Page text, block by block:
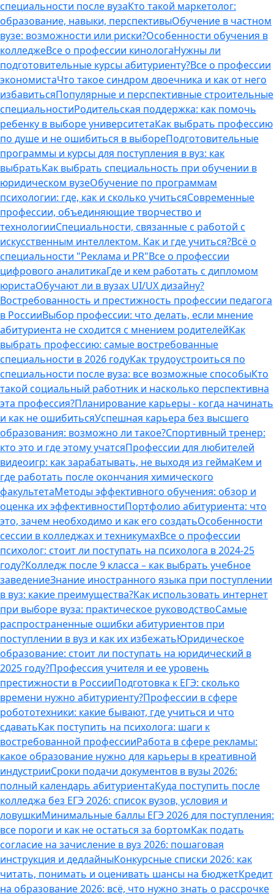
специальности после вузаКто такой маркетолог:
образование, навыки, перспективыОбучение в частном
вузе: возможности или риски?Особенности обучения в
колледжеВсе о профессии кинологаНужны ли
подготовительные курсы абитуриенту?Все о профессии
экономистаЧто такое синдром двоечника и как от него
избавитьсяПопулярные и перспективные строительные
специальностиРодительская поддержка: как помочь
ребенку в выборе университетаКак выбрать профессию
по душе и не ошибиться в выбореПодготовительные
программы и курсы для поступления в вуз: как
выбратьКак выбрать специальность при обучении в
юридическом вузеОбучение по программам
психологии: где, как и сколько учитьсяСовременные
профессии, объединяющие творчество и
технологииСпециальности, связанные с работой с
искусственным интеллектом. Как и где учиться?Всё о
специальности "Реклама и PR"Все о профессии
цифрового аналитикаГде и кем работать с дипломом
юристаОбучают ли в вузах UI/UX дизайну?
Востребованность и престижность профессии педагога
в РоссииВыбор профессии: что делать, если мнение
абитуриента не сходится с мнением родителейКак
выбрать профессию: самые востребованные
специальности в 2026 годуКак трудоустроиться по
специальности после вуза: все возможные способыКто
такой социальный работник и насколько перспективна
эта профессия?Планирование карьеры - когда начинать
и как не ошибитьсяУспешная карьера без высшего
образования: возможно ли такое?Спортивный тренер:
кто это и где этому учатсяПрофессии для любителей
видеоигр: как зарабатывать, не выходя из геймаКем и
где работать после окончания химического
факультетаМетоды эффективного обучения: обзор и
оценка их эффективностиПортфолио абитуриента: что
это, зачем необходимо и как его создатьОсобенности
сессии в колледжах и техникумахВсе о профессии
психолог: стоит ли поступать на психолога в 2024-25
году?Колледж после 9 класса – как выбрать учебное
заведениеЗнание иностранного языка при поступлении
в вуз: какие преимущества?Как использовать интернет
при выборе вуза: практическое руководствоСамые
распространенные ошибки абитуриентов при
поступлении в вуз и как их избежатьЮридическое
образование: стоит ли поступать на юридический в
2025 году?Профессия учителя и ее уровень
престижности в РоссииПодготовка к ЕГЭ: сколько
времени нужно абитуриенту?Профессии в сфере
робототехники: какие бывают, где учиться и что
сдаватьКак поступить на психолога: шаги к
востребованной профессииРабота в сфере рекламы:
какое образование нужно для карьеры в креативной
индустрииСроки подачи документов в вузы 2026:
полный календарь абитуриентаКуда поступить после
колледжа без ЕГЭ 2026: список вузов, условия и
ловушкиМинимальные баллы ЕГЭ 2026 для поступления:
все пороги и как не остаться за бортомКак подать
согласие на зачисление в вуз 2026: пошаговая
инструкция и дедлайныКонкурсные списки 2026: как
читать, понимать и оценивать шансы на бюджетКредит
на образование 2026: всё, что нужно знать о рассрочке